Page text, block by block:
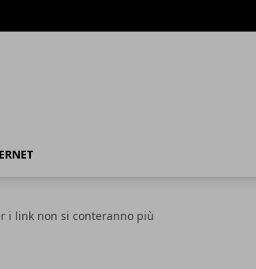
i link non si conteranno più